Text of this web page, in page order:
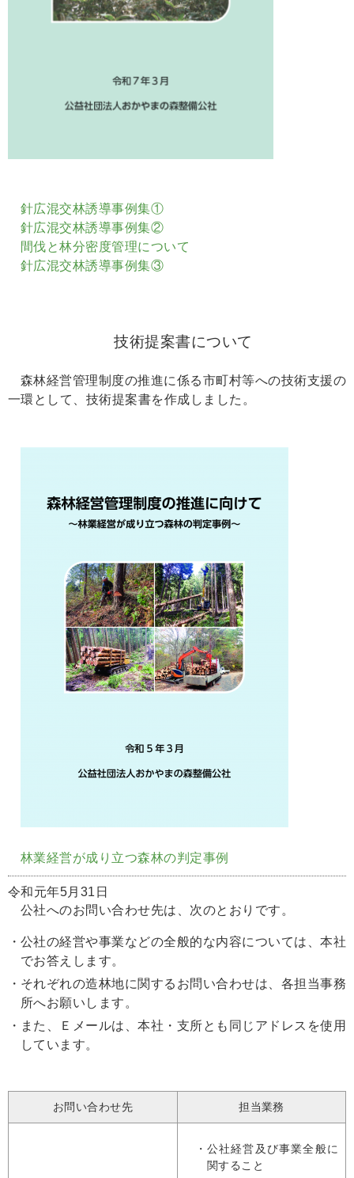
針広混交林誘導事例集①
針広混交林誘導事例集②
間伐と林分密度管理について
針広混交林誘導事例集③
技術提案書について
森林経営管理制度の推進に係る市町村等への技術支援の
一環として、技術提案書を作成しました。
林業経営が成り立つ森林の判定事例
令和元年5月31日
公社へのお問い合わせ先は、次のとおりです。
・公社の経営や事業などの全般的な内容については、本社
でお答えします。
・ それぞれの造林地に関するお問い合わせは、各担当事務
所へお願いします。
・ また、Ｅメールは、本社・支所とも同じアドレスを使用
しています。
お問い合わせ先 担当業務
・ 公社経営及び事業全般に
関すること